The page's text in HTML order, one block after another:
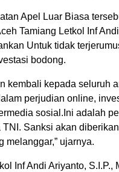
Apel Luar Biasa
Tamiang Letkol Inf
Untuk tidak
bodong.
kembali kepada seluruh
perjudian online,
sosial.Ini adalah
Sanksi akan
melanggar,” ujarnya.
Inf Andi Ariyanto, S.I.P.,